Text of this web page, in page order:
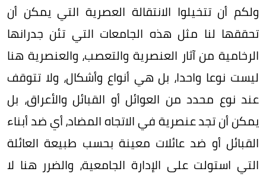
ولكم أن تتخيلوا الانتقالة العصرية التي يمكن أن
تحققها لنا مثل هذه الجامعات التي تئن جدرانها
الرخامية من آثار العنصرية والتعصب، والعنصرية هنا
ليست نوعا واحدا، بل هي أنواع وأشكال، ولا تتوقف
عند نوع محدد من العوائل أو القبائل والأعراق، بل
يمكن أن تجد عنصرية في الاتجاه المضاد، أي ضد أبناء
القبائل أو ضد عائلات معينة بحسب طبيعة العائلة
التي استولت على الإدارة الجامعية، والضرر هنا لا